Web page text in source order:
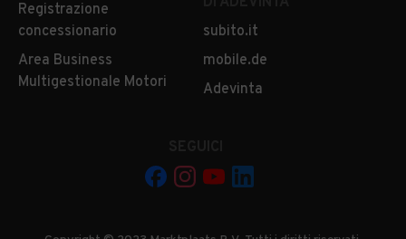
Registrazione
concessionario
Area Business
Multigestionale Motori
subito.it
mobile.de
Adevinta